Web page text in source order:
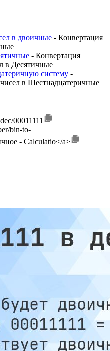
в двоичные - Конвертация
- Конвертация
в Десятичные
систему -
в Шестнадцатеричные
00011111
bin-to-
- Calculatio</a>